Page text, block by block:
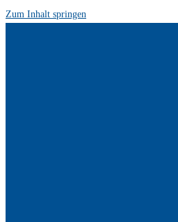
Zum Inhalt springen